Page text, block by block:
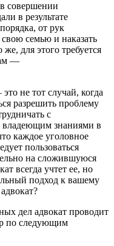
совершении
в результате
от рук
семью и наказать
для этого требуется
—
не тот случай, когда
разрешить проблему
с
знаниями в
каждое уголовное
пользоваться
на сложившуюся
всегда учтет ее, но
подход к вашему
дел адвокат проводит
по следующим